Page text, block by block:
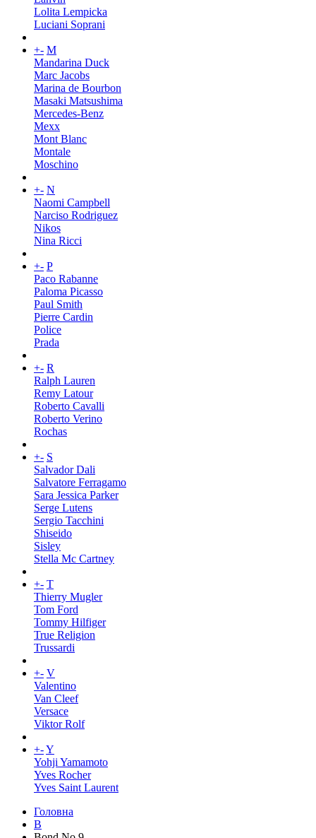
Lolita Lempicka
Luciani Soprani
+- M
Mandarina Duck
Marc Jacobs
Marina de Bourbon
Masaki Matsushima
Mercedes-Benz
Mexx
Mont Blanc
Montale
Moschino
+- N
Naomi Campbell
Narciso Rodriguez
Nikos
Nina Ricci
+- P
Paco Rabanne
Paloma Picasso
Paul Smith
Pierre Cardin
Police
Prada
+- R
Ralph Lauren
Remy Latour
Roberto Cavalli
Roberto Verino
Rochas
+- S
Salvador Dali
Salvatore Ferragamo
Sara Jessica Parker
Serge Lutens
Sergio Tacchini
Shiseido
Sisley
Stella Mc Cartney
+- T
Thierry Mugler
Tom Ford
Tommy Hilfiger
True Religion
Trussardi
+- V
Valentino
Van Cleef
Versace
Viktor Rolf
+-Y
Yohji Yamamoto
Yves Rocher
Yves Saint Laurent
Головна
B